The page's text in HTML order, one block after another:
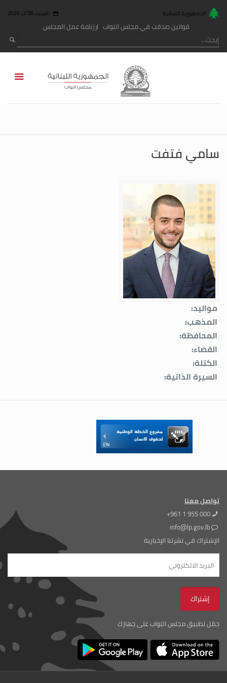
الجمهورية اللبنانية السبت 08 آب 2026
قوانين صدقت في مجلس النواب رزنامة عمل المجلس
سامي فتفت
مواليد:
المذهب:
المحافظة:
القضاء:
الكتلة:
السيرة الذاتية:
تواصل معنا
+961 1 955 000
info@lp.gov.lb
الإشتراك في نشرتنا الإخبارية
حمّل تطبيق مجلس النواب على جهازك